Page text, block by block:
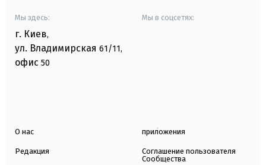
Мы здесь:
г. Киев,
ул. Владимирская 61/11,
офис 50
Мы в соцсетях:
О нас
Редакция
приложения
Соглашение пользователя
Сообщества